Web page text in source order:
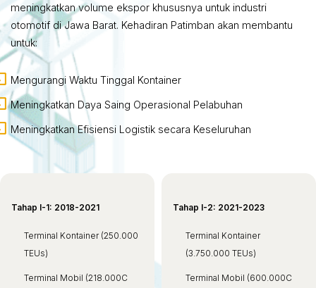
meningkatkan volume ekspor khususnya untuk industri
otomotif di Jawa Barat. Kehadiran Patimban akan membantu
untuk:
Mengurangi Waktu Tinggal Kontainer
Meningkatkan Daya Saing Operasional Pelabuhan
Meningkatkan Efisiensi Logistik secara Keseluruhan
Tahap I-1: 2018-2021
Terminal Kontainer (250.000
TEUs)
Terminal Mobil (218.000C
Tahap I-2: 2021-2023
Terminal Kontainer
(3.750.000 TEUs)
Terminal Mobil (600.000C